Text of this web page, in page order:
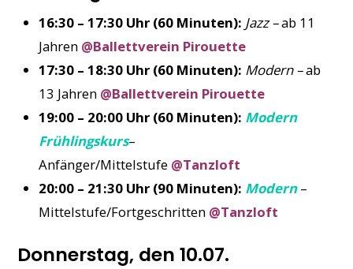
16:30 – 17:30 Uhr (60 Minuten): Jazz –ab 11
Jahren @Ballettverein Pirouette
17:30 – 18:30 Uhr (60 Minuten): Modern –ab
13 Jahren @Ballettverein Pirouette
19:00 – 20:00 Uhr (60 Minuten): Modern
Frühlingskurs–
Anfänger/Mittelstufe @Tanzloft
20:00 – 21:30 Uhr (90 Minuten): Modern–
Mittelstufe/Fortgeschritten @Tanzloft
Donnerstag, den 10.07.